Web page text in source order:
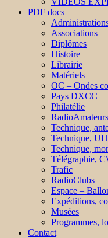
PDF docs
Associations
Diplômes
Histoire
Librairie
Matériels
OC – Ondes
Pays DXCC
Philatélie
Technique,
Technique,
Technique,
Télégraphie,
Trafic
RadioClubs
Espace –
Expéditions,
Musées
Programmes,
Contact